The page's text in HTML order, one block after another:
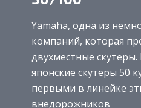
Yamaha, одна из
компаний, которая
двухместные
японские скутеры 50
первыми в линейке
внедорожников